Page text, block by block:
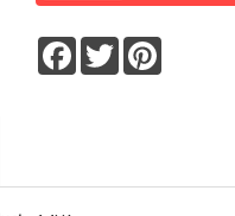
Facebook
Twitter